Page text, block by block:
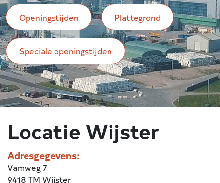
Openingstijden Plattegrond
Speciale openingstijden
Locatie Wijster
Adresgegevens:
Vamweg 7
9418 TM Wijster